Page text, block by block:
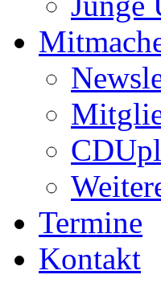
Termine
Kontakt